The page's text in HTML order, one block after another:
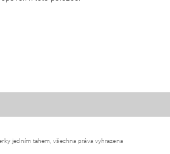
jedním tahem, všechna práva vyhrazena